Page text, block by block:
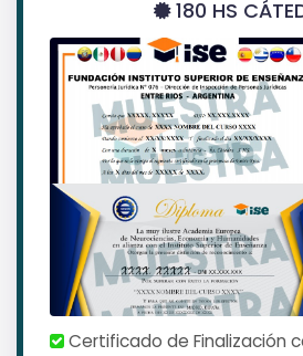
180 HS
Certificado de Finalización